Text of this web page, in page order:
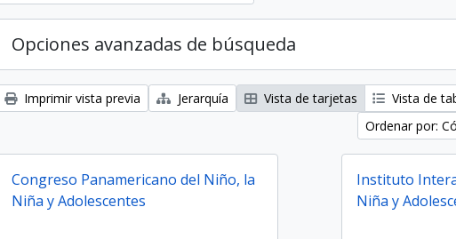
Opciones avanzadas de búsqueda
Imprimir vista previa Jerarquía Vista de tarjetas
Vista de
Ordenar por:
Congreso Panamericano del Niño, la
Niña y Adolescentes
Instituto
Niña y